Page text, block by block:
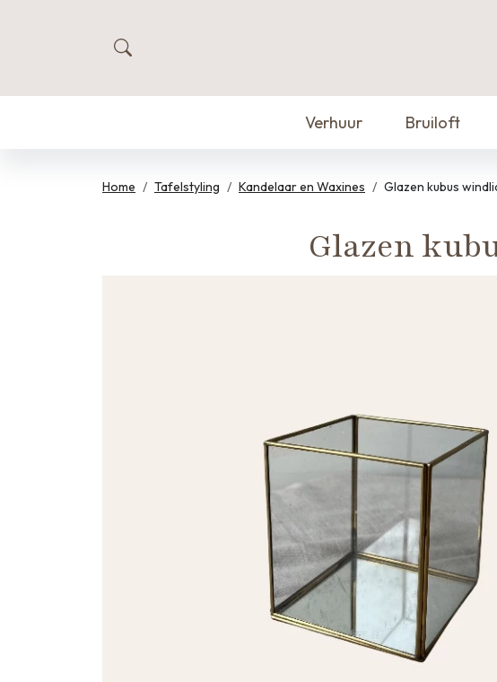
zoeken
Verhuur Bruiloft
Home Tafelstyling Kandelaar en Waxines Glazen kubus
Glazen